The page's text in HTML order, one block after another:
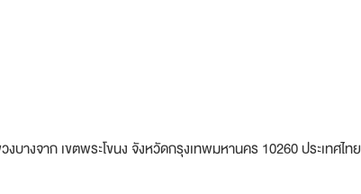
งจาก เขตพระโขนง จังหวัดกรุงเทพมหานคร 10260 ประเทศไทย